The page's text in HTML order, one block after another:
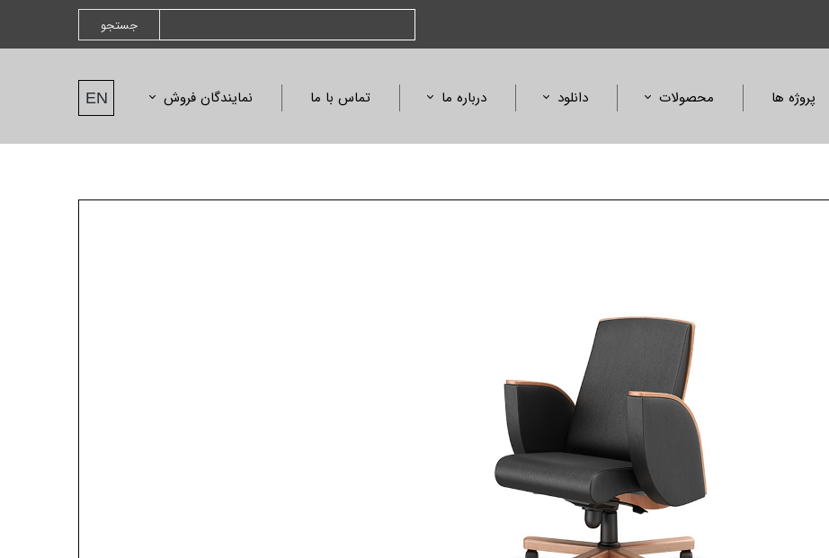
جستجو
پروژه ها
محصولات
صندلی
دانلود
کاتالوگ محصولات
درباره ما
بیانیه مأموریت
تماس با ما
نمایندگان فروش
نمایندگان فروش
EN